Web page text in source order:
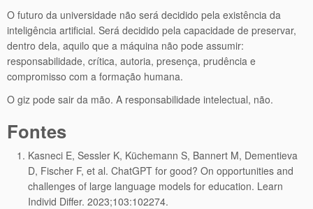
O futuro da universidade não será decidido pela existência da
inteligência artificial. Será decidido pela capacidade de preservar,
dentro dela, aquilo que a máquina não pode assumir:
responsabilidade, crítica, autoria, presença, prudência e
compromisso com a formação humana.
O giz pode sair da mão. A responsabilidade intelectual, não.
Fontes
Kasneci E, Sessler K, Küchemann S, Bannert M, Dementieva
D, Fischer F, et al. ChatGPT for good? On opportunities and
challenges of large language models for education. Learn
Individ Differ. 2023;103:102274.